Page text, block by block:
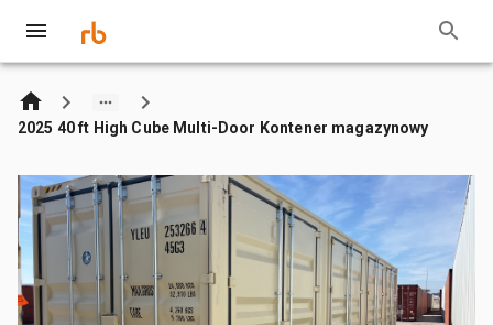
2025 40 ft High Cube Multi-Door Kontener magazynowy